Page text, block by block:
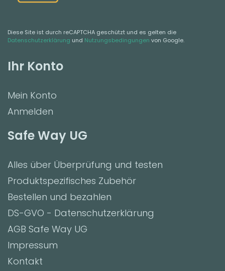
Diese Site ist durch reCAPTCHA geschützt und es gelten die
Datenschutzerklärung und Nutzungsbedingungen von Google.
Safe Way UG
Alles über Überprüfung und testen
Produktspezifisches Zubehör
Bestellen und bezahlen
DS-GVO - Datenschutzerklärung
AGB Safe Way UG
Impressum
Kontakt
Ihr Konto
Mein Konto
Anmelden